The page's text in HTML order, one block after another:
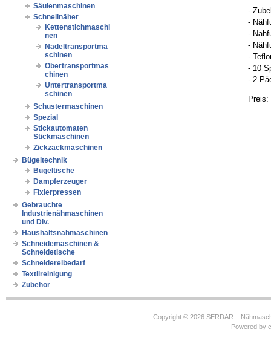
Säulenmaschinen
Schnellnäher
Kettenstichmaschi
nen
Nadeltransportma
schinen
Obertransportmas
chinen
Untertransportma
schinen
Schustermaschinen
Spezial
Stickautomaten
Stickmaschinen
Zickzackmaschinen
Bügeltechnik
Bügeltische
Dampferzeuger
Fixierpressen
Gebrauchte
Industrienähmaschinen
und Div.
Haushaltsnähmaschinen
Schneidemaschinen &
Schneidetische
Schneidereibedarf
Textilreinigung
Zubehör
-
-
-
-
-
- 10
- 2
Preis:
Copyright © 2026 SERDAR –
Powered by